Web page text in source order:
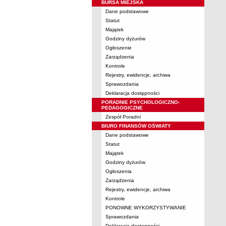
BURSA MIEJSKA
Dane podstawowe
Statut
Majątek
Godziny dyżurów
Ogłoszenie
Zarządzenia
Kontrole
Rejestry, ewidencje, archiwa
Sprawozdania
Deklaracja dostępności
PORADNIE PSYCHOLOGICZNO-
PEDAGOGICZNE
Zespół Poradni
BIURO FINANSÓW OŚWIATY
Dane podstawowe
Statut
Majątek
Godziny dyżurów
Ogłoszenia
Zarządzenia
Rejestry, ewidencje, archiwa
Kontrole
PONOWNE WYKORZYSTYWANIE
Sprawozdania